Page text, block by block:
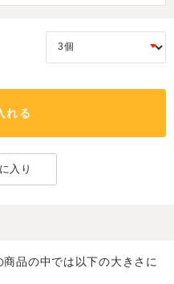
れる
入り
品の中では以下の大きさに